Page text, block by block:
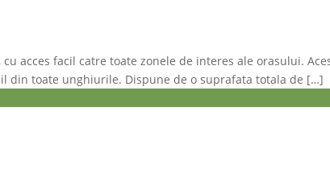
acces facil catre toate zonele de interes ale orasului.
din toate unghiurile. Dispune de o suprafata totala de […]